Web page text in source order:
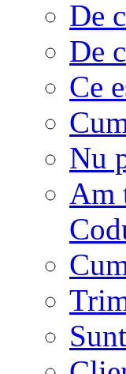
De
De
Ce
Nu
Am